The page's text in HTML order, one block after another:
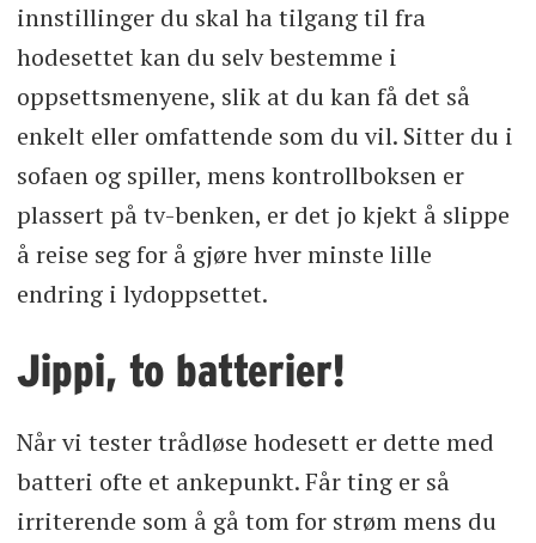
innstillinger du skal ha tilgang til fra
hodesettet kan du selv bestemme i
oppsettsmenyene, slik at du kan få det så
enkelt eller omfattende som du vil. Sitter du i
sofaen og spiller, mens kontrollboksen er
plassert på tv-benken, er det jo kjekt å slippe
å reise seg for å gjøre hver minste lille
endring i lydoppsettet.
Jippi, to batterier!
Når vi tester trådløse hodesett er dette med
batteri ofte et ankepunkt. Får ting er så
irriterende som å gå tom for strøm mens du